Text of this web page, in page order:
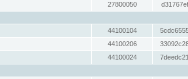
27800050
44100104
44100206
44100024